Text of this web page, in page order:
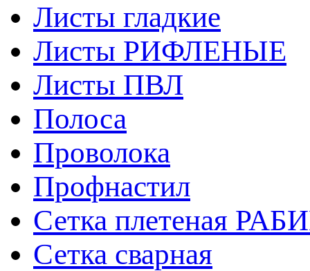
Листы гладкие
Листы РИФЛЕНЫЕ
Листы ПВЛ
Полоса
Проволока
Профнастил
Сетка плетеная
Сетка сварная